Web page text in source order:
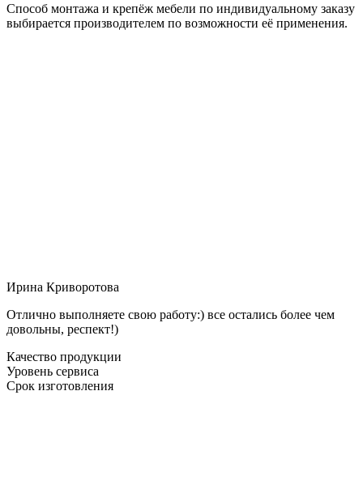
Способ монтажа и крепёж мебели по индивидуальному заказу
выбирается производителем по возможности её применения.
Ирина Криворотова
Отлично выполняете свою работу:) все остались более чем
довольны, респект!)
Качество продукции
Уровень сервиса
Срок изготовления